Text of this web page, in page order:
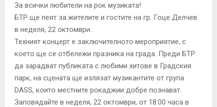
За всички любители на рок музиката!
БТР ще пеят за жителите и гостите на гр. Гоце Делчев
в неделя, 22 октомври.
Техният концерт е заключителното мероприятие, с
което ще се отбележи празника на града. Преди БТР
да зарадват публиката с любими хитове в Градския
парк, на сцената ще излязат музикантите от група
DASS, които местните рокаджии добре познават.
Заповядайте в неделя, 22 октомври, от 18.00 часа в